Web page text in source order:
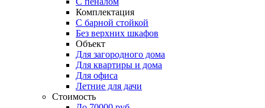
Комплектация
C барной стойкой
Без верхних шкафов
Объект
Для загородного дома
Для квартиры и дома
Для офиса
Летние для дачи
Стоимость